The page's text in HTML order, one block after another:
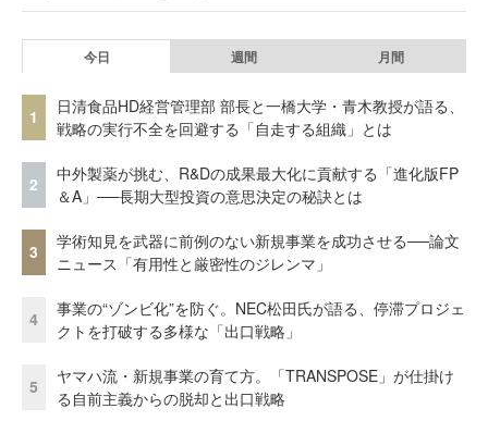
今日 週間 月間
1
日清食品HD経営管理部 部長と一橋大学・青木教授が語る、
戦略の実行不全を回避する「自走する組織」とは
2
中外製薬が挑む、R&Dの成果最大化に貢献する「進化版FP
＆A」──長期大型投資の意思決定の秘訣とは
3
学術知見を武器に前例のない新規事業を成功させる──論文
ニュース「有用性と厳密性のジレンマ」
4
事業の“ゾンビ化”を防ぐ。NEC松田氏が語る、停滞プロジェ
クトを打破する多様な「出口戦略」
5
ヤマハ流・新規事業の育て方。「TRANSPOSE」が仕掛け
る自前主義からの脱却と出口戦略